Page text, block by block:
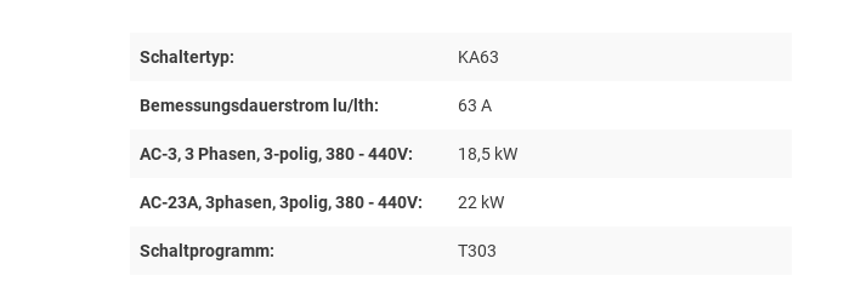
Schaltertyp: KA63
Bemessungsdauerstrom lu/lth: 63 A
AC-3, 3 Phasen, 3-polig, 380 - 440V: 18,5 kW
AC-23A, 3phasen, 3polig, 380 - 440V: 22 kW
Schaltprogramm: T303